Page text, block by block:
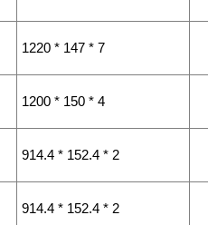
1220 * 147 * 7
1200 * 150 * 4
914.4 * 152.4 * 2
914.4 * 152.4 * 2